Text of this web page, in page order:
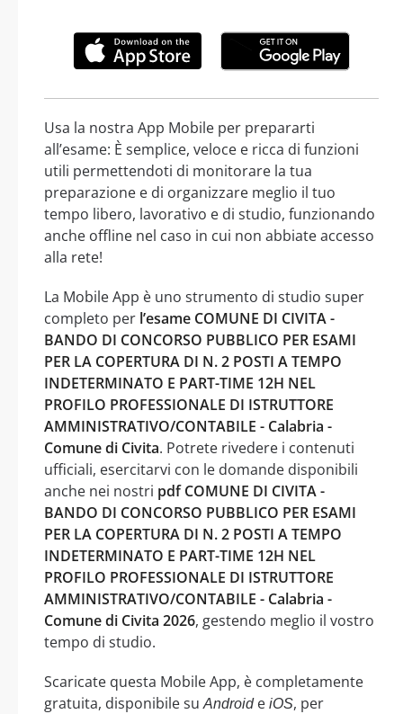
Usa la nostra App Mobile per prepararti
all’esame: È semplice, veloce e ricca di funzioni
utili permettendoti di monitorare la tua
preparazione e di organizzare meglio il tuo
tempo libero, lavorativo e di studio, funzionando
anche offline nel caso in cui non abbiate accesso
alla rete!
La Mobile App è uno strumento di studio super
completo per l’esame COMUNE DI CIVITA -
BANDO DI CONCORSO PUBBLICO PER ESAMI
PER LA COPERTURA DI N. 2 POSTI A TEMPO
INDETERMINATO E PART-TIME 12H NEL
PROFILO PROFESSIONALE DI ISTRUTTORE
AMMINISTRATIVO/CONTABILE - Calabria -
Comune di Civita. Potrete rivedere i contenuti
ufficiali, esercitarvi con le domande disponibili
anche nei nostri pdf COMUNE DI CIVITA -
BANDO DI CONCORSO PUBBLICO PER ESAMI
PER LA COPERTURA DI N. 2 POSTI A TEMPO
INDETERMINATO E PART-TIME 12H NEL
PROFILO PROFESSIONALE DI ISTRUTTORE
AMMINISTRATIVO/CONTABILE - Calabria -
Comune di Civita 2026, gestendo meglio il vostro
tempo di studio.
Scaricate questa Mobile App, è completamente
gratuita, disponibile suAndroide iOS, per